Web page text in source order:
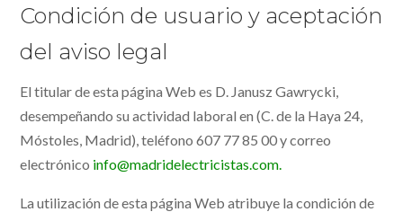
Condición de usuario y aceptación
del aviso legal
El titular de esta página Web es D. Janusz Gawrycki,
desempeñando su actividad laboral en (C. de la Haya 24,
Móstoles, Madrid), teléfono 607 77 85 00 y correo
electrónico info@madridelectricistas.com.
La utilización de esta página Web atribuye la condición de